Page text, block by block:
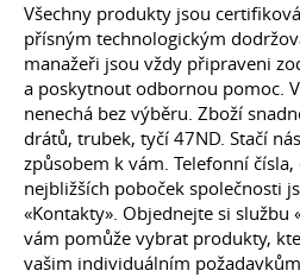
Všechny produkty jsou
přísným technologickým
manažeři jsou vždy připraveni
a poskytnout odbornou pomoc.
nenechá bez výběru. Zboží
drátů, trubek, tyčí 47ND. Stačí
způsobem k vám. Telefonní
nejbližších poboček společnosti
«Kontakty». Objednejte si službu
vám pomůže vybrat produkty,
vašim individuálním